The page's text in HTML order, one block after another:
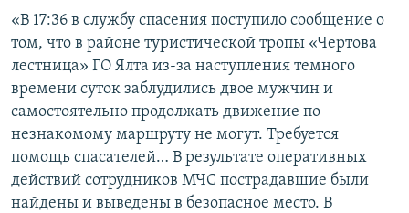
ПРОПАВШИЕ БЕЗ ВЕСТИ
ПОБЕДИТЕЛЕЙ НЕ СУДЯТ?
КРЫМ.НЕПОКОРЕННЫЙ
УКРАИНСКАЯ ПРОБЛЕМА КРЫМА
Qırımtatar
ПРИСОЕДИНЯЙТЕСЬ!
Все сайты RFE/RL
«В 17:36 в службу спасения поступило сообщение о
том, что в районе туристической тропы «Чертова
лестница» ГО Ялта из-за наступления темного
времени суток заблудились двое мужчин и
самостоятельно продолжать движение по
незнакомому маршруту не могут. Требуется
помощь спасателей… В результате оперативных
действий сотрудников МЧС пострадавшие были
найдены и выведены в безопасное место. В